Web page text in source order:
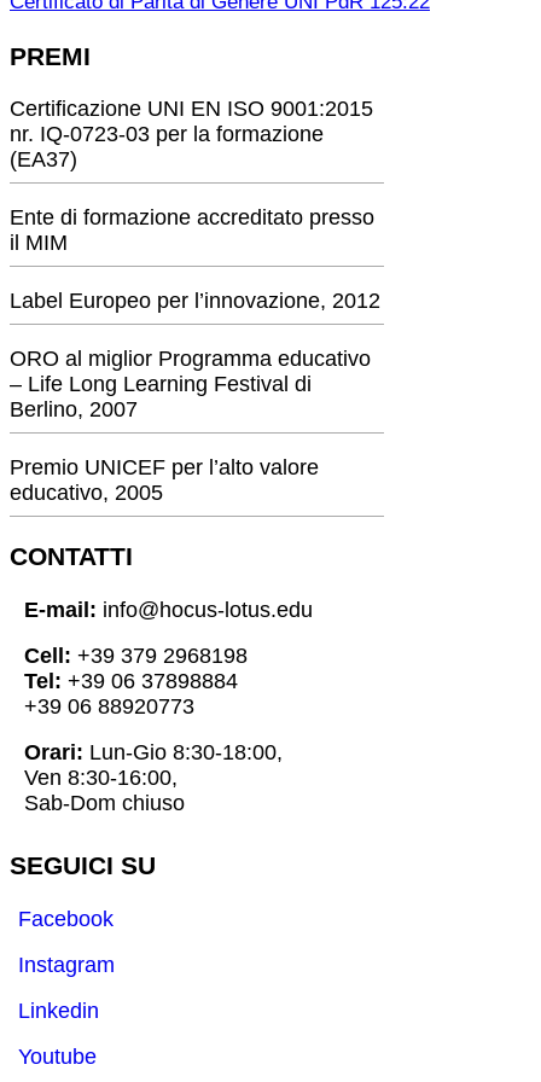
PREMI
Certificazione UNI EN ISO 9001:2015
nr. IQ-0723-03 per la formazione
(EA37)
Ente di formazione accreditato presso
il MIM
Label Europeo per l’innovazione, 2012
ORO al miglior Programma educativo
– Life Long Learning Festival di
Berlino, 2007
Premio UNICEF per l’alto valore
educativo, 2005
CONTATTI
E-mail: info@hocus-lotus.edu
Cell: +39 379 2968198
Tel: +39 06 37898884
+39 06 88920773
Orari: Lun-Gio 8:30-18:00,
Ven 8:30-16:00,
Sab-Dom chiuso
SEGUICI SU
Facebook
Instagram
Linkedin
Youtube